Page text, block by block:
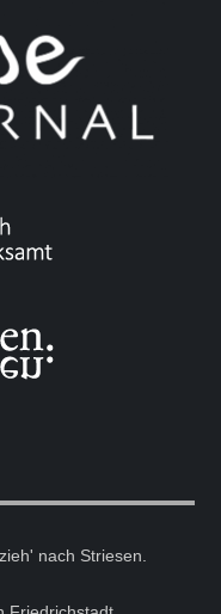
nach Striesen.